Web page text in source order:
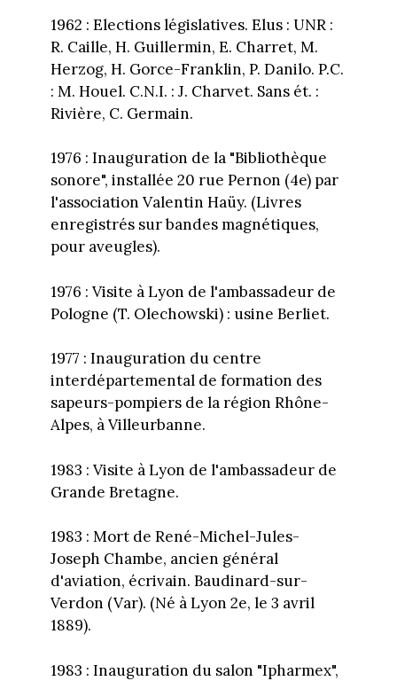
1962 : Elections législatives. Elus : UNR :
R. Caille, H. Guillermin, E. Charret, M.
Herzog, H. Gorce-Franklin, P. Danilo. P.C.
: M. Houel. C.N.I. : J. Charvet. Sans ét. :
Rivière, C. Germain.
1976 : Inauguration de la "Bibliothèque
sonore", installée 20 rue Pernon (4e) par
l'association Valentin Haüy. (Livres
enregistrés sur bandes magnétiques,
pour aveugles).
1976 : Visite à Lyon de l'ambassadeur de
Pologne (T. Olechowski) : usine Berliet.
1977 : Inauguration du centre
interdépartemental de formation des
sapeurs-pompiers de la région Rhône-
Alpes, à Villeurbanne.
1983 : Visite à Lyon de l'ambassadeur de
Grande Bretagne.
1983 : Mort de René-Michel-Jules-
Joseph Chambe, ancien général
d'aviation, écrivain. Baudinard-sur-
Verdon (Var). (Né à Lyon 2e, le 3 avril
1889).
1983 : Inauguration du salon "Ipharmex",